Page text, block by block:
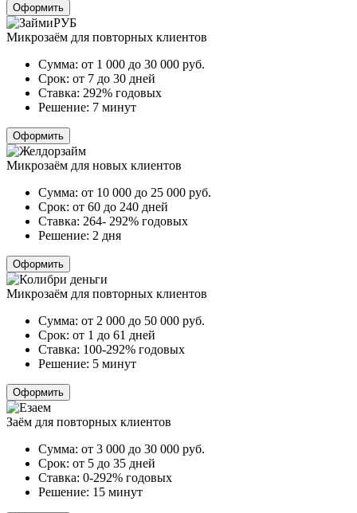
Оформить
Микрозаём для повторных клиентов
Сумма: от 1 000 до 30 000 руб.
Срок: от 7 до 30 дней
Ставка: 292% годовых
Решение: 7 минут
Оформить
Микрозаём для новых клиентов
Сумма: от 10 000 до 25 000 руб.
Срок: от 60 до 240 дней
Ставка: 264- 292% годовых
Решение: 2 дня
Оформить
Микрозаём для повторных клиентов
Сумма: от 2 000 до 50 000 руб.
Срок: от 1 до 61 дней
Ставка: 100-292% годовых
Решение: 5 минут
Оформить
Заём для повторных клиентов
Сумма: от 3 000 до 30 000 руб.
Срок: от 5 до 35 дней
Ставка: 0-292% годовых
Решение: 15 минут